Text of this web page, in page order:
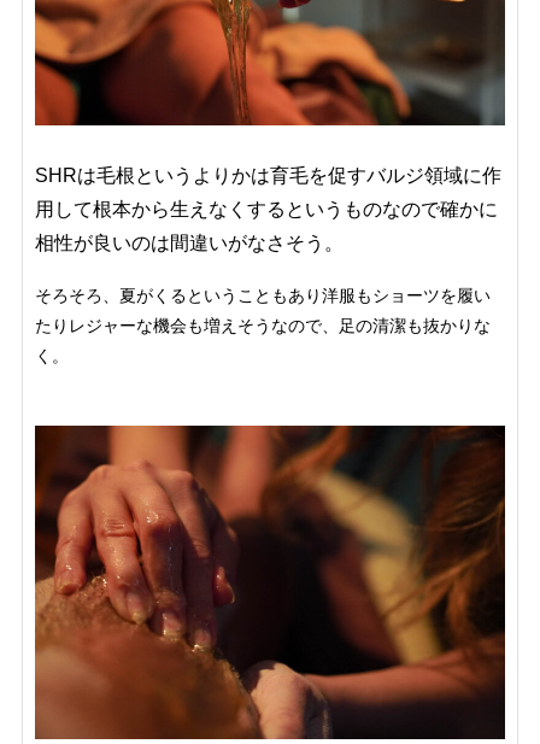
SHRは毛根というよりかは育毛を促すバルジ領域に作
用して根本から生えなくするというものなので確かに
相性が良いのは間違いがなさそう。
そろそろ、夏がくるということもあり洋服もショーツを履い
たりレジャーな機会も増えそうなので、足の清潔も抜かりな
く。